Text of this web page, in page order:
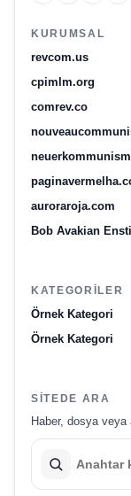
KURUMSAL
revcom.us
cpimlm.org
comrev.co
auroraroja.com
Bob Avakian
KATEGORILER
Örnek Kategori
Örnek Kategori
SITEDE ARA
Haber, dosya